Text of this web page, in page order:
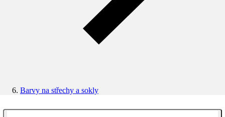
Barvy na střechy a sokly